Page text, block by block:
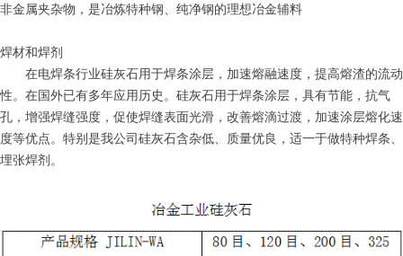
非金属夹杂物，是冶炼特种钢、纯净钢的理想冶金辅料
焊材和焊剂
在电焊条行业硅灰石用于焊条涂层，加速熔融速度，提高熔渣的流动
性。在国外已有多年应用历史。硅灰石用于焊条涂层，具有节能，抗气
孔，增强焊缝强度，促使焊缝表面光滑，改善熔滴过渡，加速涂层熔化速
度等优点。特别是我公司硅灰石含杂低、质量优良，适一于做特种焊条、
埋张焊剂。